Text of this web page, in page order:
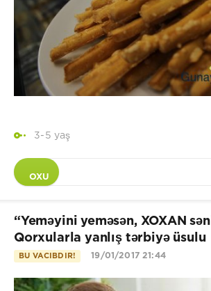
3-5 yaş
OXU
“Yeməyini yeməsən, XOXAN
Qorxularla yanlış tərbiyə üsulu
BU VACIBDIR! 19/01/2017 21:44